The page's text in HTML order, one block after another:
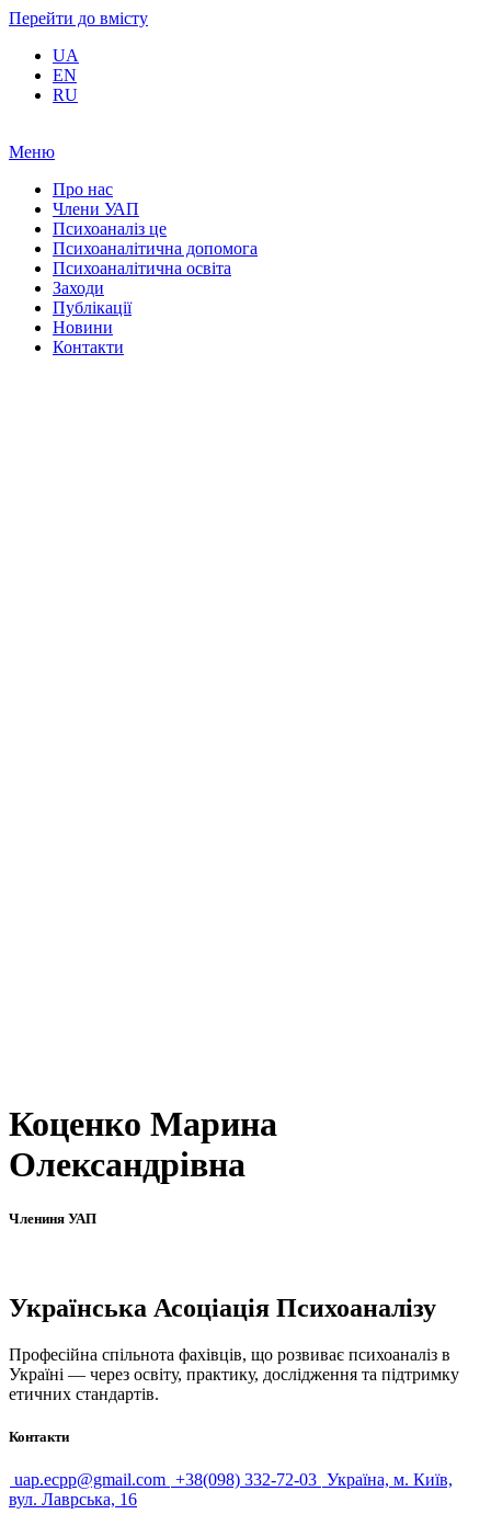
Перейти до вмісту
UA
EN
RU
Меню
Про нас
Члени УАП
Психоаналіз це
Психоаналітична допомога
Психоаналітична освіта
Заходи
Публікації
Новини
Контакти
Коценко Марина
Олександрівна
Члениня УАП
Українська Асоціація Психоаналізу
Професійна спільнота фахівців, що розвиває психоаналіз в
Україні — через освіту, практику, дослідження та підтримку
етичних стандартів.
Контакти
uap.ecpp@gmail.com +38(098) 332-72-03 Україна, м. Київ,
вул. Лаврська, 16